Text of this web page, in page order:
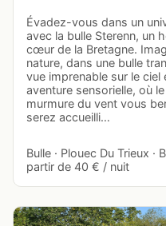
Évadez-vous dans un
avec la bulle Sterenn, un
cœur de la Bretagne.
nature, dans une bulle
vue imprenable sur le ciel
aventure sensorielle, où
murmure du vent vous
serez accueilli…
Bulle · Plouec Du Trieux ·
partir de 40 € / nuit